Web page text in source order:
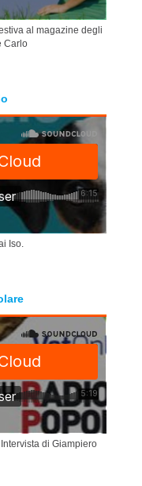
al magazine degli
Carlo
Iso.
di Giampiero